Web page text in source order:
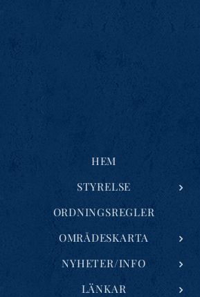
HEM
STYRELSE
ORDNINGSREGLER
OMRÅDESKARTA
NYHETER/INFO
LÄNKAR